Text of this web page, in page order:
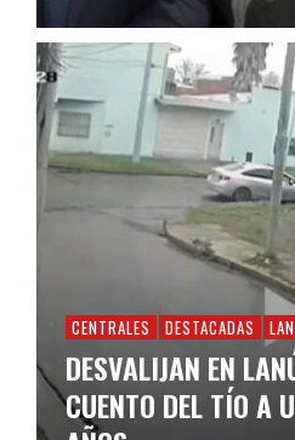
CENTRALES DESTACADAS
DESVALIJAN EN
CUENTO DEL TÍO A